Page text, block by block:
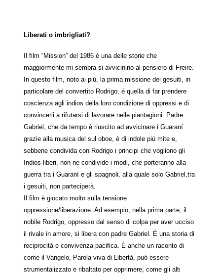
Liberati o imbrigliati?
Il film “Mission” del 1986 è una delle storie che
maggiormente mi sembra si avvicinino al pensiero di Freire.
In questo film, noto ai piú, la prima missione dei gesuiti, in
particolare del convertito Rodrigo, é quella di far prendere
coscienza agli indios della loro condizione di oppressi e di
convincerli a rifutarsi di lavorare nelle piantagioni. Padre
Gabriel, che da tempo è riuscito ad avvicinare i Guaraní
grazie alla musica del sul oboe, è di indole piú mite e,
sebbene condivida con Rodrigo i principi che vogliono gli
Indios liberi, non ne condivide i modi, che porteranno alla
guerra tra i Guaraní e gli spagnoli, alla quale solo Gabriel,tra
i gesuiti, non parteciperà.
Il film è giocato molto sulla tensione
oppressione/liberazione. Ad esempio, nella prima parte, il
nobile Rodrigo, oppresso dal senso di colpa per aver ucciso
il rivale in amore, si libera con padre Gabriel. É una storia di
reciprocità e convivenza pacifica. È anche un raconto di
come il Vangelo, Parola viva di Libertà, puó essere
strumentalizzato e ribaltato per opprimere, come gli alti